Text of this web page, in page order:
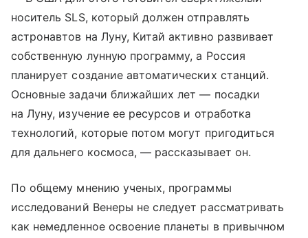
носитель SLS, который должен отправлять
астронавтов на Луну, Китай активно развивает
собственную лунную программу, а Россия
планирует создание автоматических станций.
Основные задачи ближайших лет — посадки
на Луну, изучение ее ресурсов и отработка
технологий, которые потом могут пригодиться
для дальнего космоса, — рассказывает он.
По общему мнению ученых, программы
исследований Венеры не следует рассматривать
как немедленное освоение планеты в привычном